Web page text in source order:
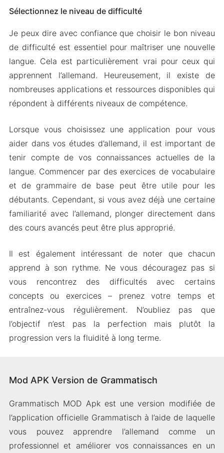
Sélectionnez le niveau de difficulté
Je peux dire avec confiance que choisir le bon niveau
de difficulté est essentiel pour maîtriser une nouvelle
langue. Cela est particulièrement vrai pour ceux qui
apprennent l’allemand. Heureusement, il existe de
nombreuses applications et ressources disponibles qui
répondent à différents niveaux de compétence.
Lorsque vous choisissez une application pour vous
aider dans vos études d’allemand, il est important de
tenir compte de vos connaissances actuelles de la
langue. Commencer par des exercices de vocabulaire
et de grammaire de base peut être utile pour les
débutants. Cependant, si vous avez déjà une certaine
familiarité avec l’allemand, plonger directement dans
des cours avancés peut être plus approprié.
Il est également intéressant de noter que chacun
apprend à son rythme. Ne vous découragez pas si
vous rencontrez des difficultés avec certains
concepts ou exercices – prenez votre temps et
entraînez-vous régulièrement. N’oubliez pas que
l’objectif n’est pas la perfection mais plutôt la
progression vers la fluidité à long terme.
Mod APK Version de Grammatisch
Grammatisch MOD Apk est une version modifiée de
l’application officielle Grammatisch à l’aide de laquelle
vous pouvez apprendre l’allemand comme un
professionnel et améliorer vos connaissances en un